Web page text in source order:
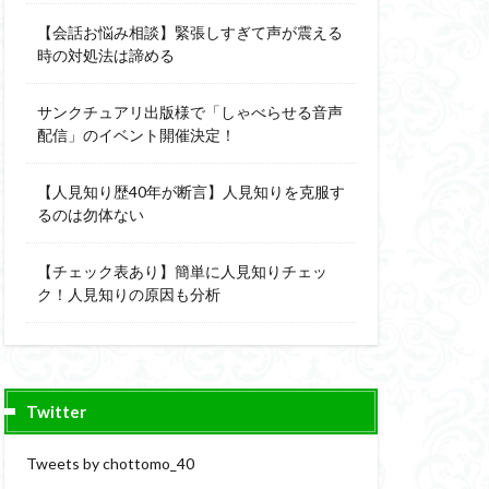
【会話お悩み相談】緊張しすぎて声が震える
時の対処法は諦める
サンクチュアリ出版様で「しゃべらせる音声
配信」のイベント開催決定！
【人見知り歴40年が断言】人見知りを克服す
るのは勿体ない
【チェック表あり】簡単に人見知りチェッ
ク！人見知りの原因も分析
Twitter
Tweets by chottomo_40